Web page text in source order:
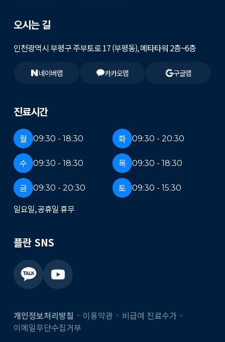
진료시간
월 09:30 - 18:30 화 09:30 - 20:30
수 09:30 - 18:30 목 09:30 - 18:30
금 09:30 - 20:30 토 09:30 - 15:30
일요일, 공휴일 휴무
오시는 길
인천광역시 부평구 주부토로 17 (부평동), 메타타워 2층~6층
네이버맵 카카오맵 구글맵
플란 SNS
개인정보처리방침 이용약관
비급여 진료수가
이메일무단수집거부